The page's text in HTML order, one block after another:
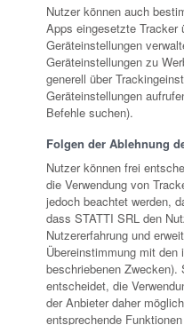
Nutzer können auch
Apps eingesetzte Tracker
Geräteinstellungen
Geräteinstellungen zu
generell über
Geräteinstellungen
Befehle suchen).
Folgen der Ablehnung
Nutzer können frei
die Verwendung von
jedoch beachtet werden,
dass STATTI SRL den
Nutzererfahrung und
Übereinstimmung mit den
beschriebenen
entscheidet, die
der Anbieter daher
entsprechende